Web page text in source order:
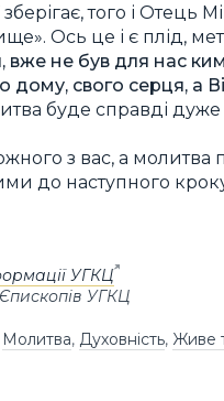
зберігає, того і
Ось це і є плід,
вже не був для нас
дому, свого серця, а
буде справді
з вас, а
до наступного
УГКЦ
УГКЦ
Молитва, Духовність, Живе